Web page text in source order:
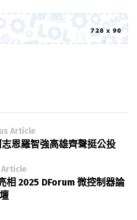
Article
恩羅智強高雄齊聲挺公投
Article
相 2025 DForum 微控制器論
壇